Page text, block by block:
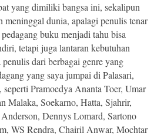
yang dimiliki bangsa ini, sekalipun
meninggal dunia, apalagi penulis tenar
buku menjadi tahu bisa
tetapi juga lantaran kebutuhan
dari berbagai genre yang
yang saya jumpai di Palasari,
Pramoedya Ananta Toer, Umar
Malaka, Soekarno, Hatta, Sjahrir,
Dennys Lomard, Sartono
WS Rendra, Chairil Anwar, Mochtar